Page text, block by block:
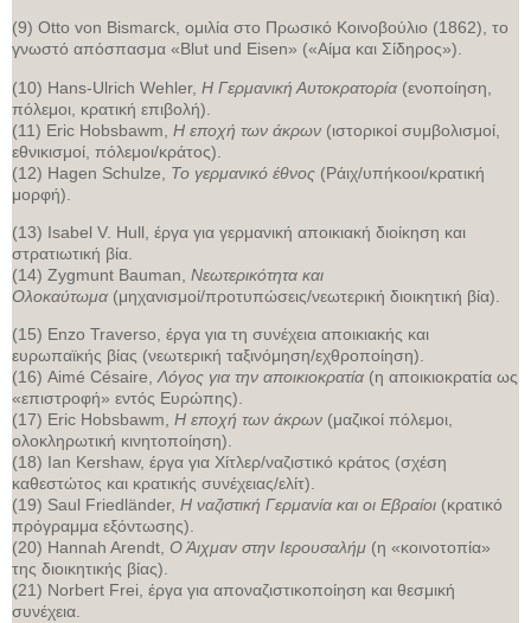
(9) Otto von Bismarck, ομιλία στο Πρωσικό Κοινοβούλιο (1862), το
γνωστό απόσπασμα «Blut und Eisen» («Αίμα και Σίδηρος»).
(10) Hans-Ulrich Wehler, Η Γερμανική Αυτοκρατορία (ενοποίηση,
πόλεμοι, κρατική επιβολή).
(11) Eric Hobsbawm, Η εποχή των άκρων (ιστορικοί συμβολισμοί,
εθνικισμοί, πόλεμοι/κράτος).
(12) Hagen Schulze, Το γερμανικό έθνος (Ράιχ/υπήκοοι/κρατική
μορφή).
(13) Isabel V. Hull, έργα για γερμανική αποικιακή διοίκηση και
στρατιωτική βία.
(14) Zygmunt Bauman, Νεωτερικότητα και
Ολοκαύτωμα (μηχανισμοί/προτυπώσεις/νεωτερική διοικητική βία).
(15) Enzo Traverso, έργα για τη συνέχεια αποικιακής και
ευρωπαϊκής βίας (νεωτερική ταξινόμηση/εχθροποίηση).
(16) Aimé Césaire,Λόγος για την αποικιοκρατία (η αποικιοκρατία ως
«επιστροφή» εντός Ευρώπης).
(17) Eric Hobsbawm, Η εποχή των άκρων (μαζικοί πόλεμοι,
ολοκληρωτική κινητοποίηση).
(18) Ian Kershaw, έργα για Χίτλερ/ναζιστικό κράτος (σχέση
καθεστώτος και κρατικής συνέχειας/ελίτ).
(19) Saul Friedländer, Η ναζιστική Γερμανία και οι Εβραίοι (κρατικό
πρόγραμμα εξόντωσης).
(20) Hannah Arendt, Ο Άιχμαν στην Ιερουσαλήμ (η «κοινοτοπία»
της διοικητικής βίας).
(21) Norbert Frei, έργα για αποναζιστικοποίηση και θεσμική
συνέχεια.